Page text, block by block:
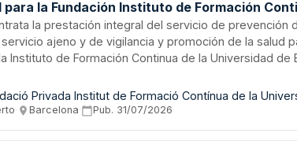
para la Fundación Instituto de Formación
de Barcelona
la prestación integral del servicio de prevención
ajeno y de vigilancia y promoción de la salud
Instituto de Formación Continua de la Universidad de
aplicada, así como vigilancia de la salud.
investigación de accidentes, formación preventiva,
individual y colectiva de la salud, y
· Barcelona· Pub. 31/07/2026